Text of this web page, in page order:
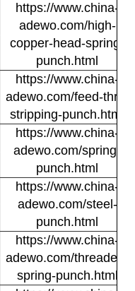
https://www.china-
adewo.com/high-
copper-head-spring-
punch.html
https://www.china-
adewo.com/feed-thru-
stripping-punch.html
https://www.china-
adewo.com/spring-
punch.html
https://www.china-
adewo.com/steel-
punch.html
https://www.china-
adewo.com/threaded-
spring-punch.html